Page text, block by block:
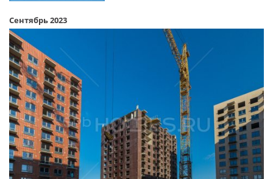
Сентябрь 2023